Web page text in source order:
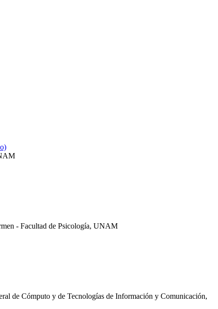
- Facultad de Psicología, UNAM
de Cómputo y de Tecnologías de Información y Comunicación,